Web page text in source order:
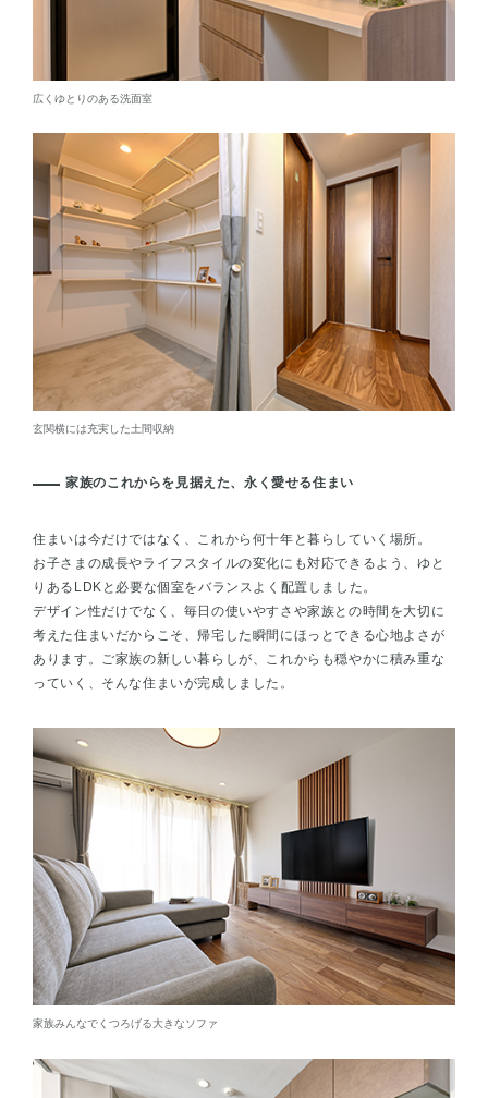
広くゆとりのある洗面室
玄関横には充実した土間収納
家族のこれからを見据えた、永く愛せる住まい
住まいは今だけではなく、これから何十年と暮らしていく場所。
お子さまの成長やライフスタイルの変化にも対応できるよう、ゆと
りあるLDKと必要な個室をバランスよく配置しました。
デザイン性だけでなく、毎日の使いやすさや家族との時間を大切に
考えた住まいだからこそ、帰宅した瞬間にほっとできる心地よさが
あります。ご家族の新しい暮らしが、これからも穏やかに積み重な
っていく、そんな住まいが完成しました。
家族みんなでくつろげる大きなソファ